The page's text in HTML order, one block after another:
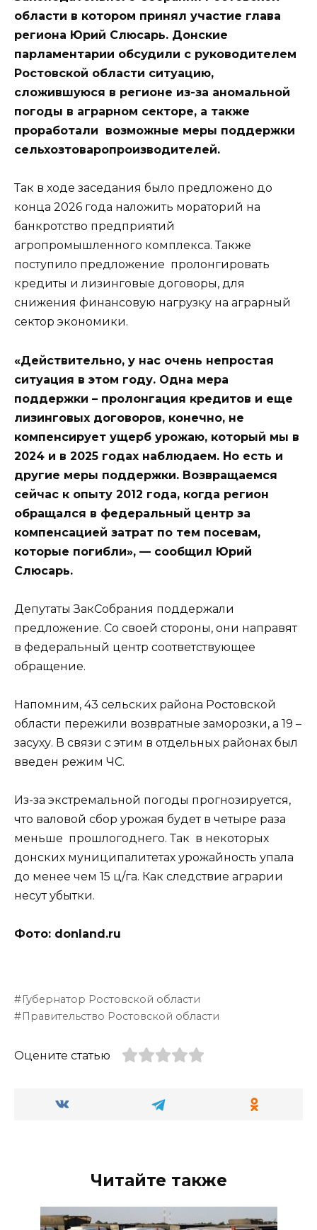
области в котором принял участие глава
региона Юрий Слюсарь. Донские
парламентарии обсудили с руководителем
Ростовской области ситуацию,
сложившуюся в регионе из-за аномальной
погоды в аграрном секторе, а также
проработали возможные меры поддержки
сельхозтоваропроизводителей.
Так в ходе заседания было предложено до
конца 2026 года наложить мораторий на
банкротство предприятий
агропромышленного комплекса. Также
поступило предложение пролонгировать
кредиты и лизинговые договоры, для
снижения финансовую нагрузку на аграрный
сектор экономики.
«Действительно, у нас очень непростая
ситуация в этом году. Одна мера
поддержки – пролонгация кредитов и еще
лизинговых договоров, конечно, не
компенсирует ущерб урожаю, который мы в
2024 и в 2025 годах наблюдаем. Но есть и
другие меры поддержки. Возвращаемся
сейчас к опыту 2012 года, когда регион
обращался в федеральный центр за
компенсацией затрат по тем посевам,
которые погибли», — сообщил Юрий
Слюсарь.
Депутаты ЗакСобрания поддержали
предложение. Со своей стороны, они направят
в федеральный центр соответствующее
обращение.
Напомним, 43 сельских района Ростовской
области пережили возвратные заморозки, а 19 –
засуху. В связи с этим в отдельных районах был
введен режим ЧС.
Из-за экстремальной погоды прогнозируется,
что валовой сбор урожая будет в четыре раза
меньше прошлогоднего. Так в некоторых
донских муниципалитетах урожайность упала
до менее чем 15 ц/га. Как следствие аграрии
несут убытки.
Фото: donland.ru
Губернатор Ростовской области
Правительство Ростовской области
Оцените статью
Читайте также